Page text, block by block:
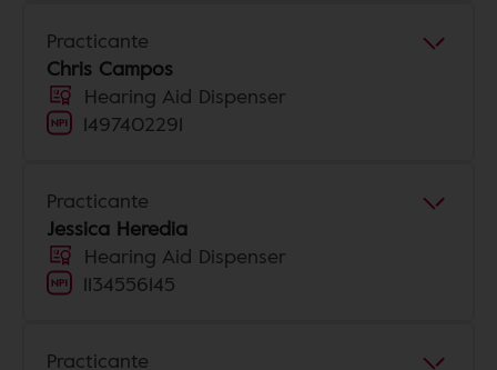
Practicante
Chris Campos
Hearing Aid Dispenser
1497402291
Practicante
Jessica Heredia
Hearing Aid Dispenser
1134556145
Practicante